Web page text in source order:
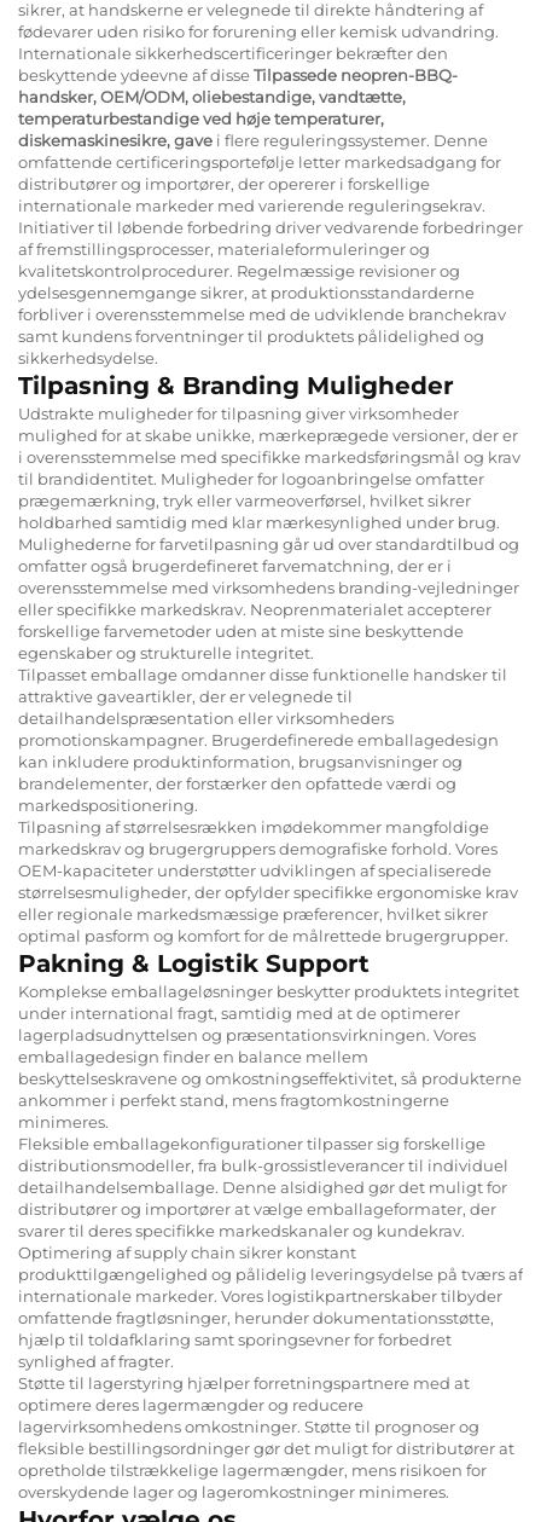
sikrer, at handskerne er velegnede til direkte håndtering af
fødevarer uden risiko for forurening eller kemisk udvandring.
Internationale sikkerhedscertificeringer bekræfter den
beskyttende ydeevne af disseTilpassede neopren-BBQ-
handsker, OEM/ODM, oliebestandige, vandtætte,
temperaturbestandige ved høje temperaturer,
diskemaskinesikre, gave i flere reguleringssystemer. Denne
omfattende certificeringsportefølje letter markedsadgang for
distributører og importører, der opererer i forskellige
internationale markeder med varierende reguleringsekrav.
Initiativer til løbende forbedring driver vedvarende forbedringer
af fremstillingsprocesser, materialeformuleringer og
kvalitetskontrolprocedurer. Regelmæssige revisioner og
ydelsesgennemgange sikrer, at produktionsstandarderne
forbliver i overensstemmelse med de udviklende branchekrav
samt kundens forventninger til produktets pålidelighed og
sikkerhedsydelse.
Tilpasning & Branding Muligheder
Udstrakte muligheder for tilpasning giver virksomheder
mulighed for at skabe unikke, mærkeprægede versioner, der er
i overensstemmelse med specifikke markedsføringsmål og krav
til brandidentitet. Muligheder for logoanbringelse omfatter
prægemærkning, tryk eller varmeoverførsel, hvilket sikrer
holdbarhed samtidig med klar mærkesynlighed under brug.
Mulighederne for farvetilpasning går ud over standardtilbud og
omfatter også brugerdefineret farvematchning, der er i
overensstemmelse med virksomhedens branding-vejledninger
eller specifikke markedskrav. Neoprenmaterialet accepterer
forskellige farvemetoder uden at miste sine beskyttende
egenskaber og strukturelle integritet.
Tilpasset emballage omdanner disse funktionelle handsker til
attraktive gaveartikler, der er velegnede til
detailhandelspræsentation eller virksomheders
promotionskampagner. Brugerdefinerede emballagedesign
kan inkludere produktinformation, brugsanvisninger og
brandelementer, der forstærker den opfattede værdi og
markedspositionering.
Tilpasning af størrelsesrækken imødekommer mangfoldige
markedskrav og brugergruppers demografiske forhold. Vores
OEM-kapaciteter understøtter udviklingen af specialiserede
størrelsesmuligheder, der opfylder specifikke ergonomiske krav
eller regionale markedsmæssige præferencer, hvilket sikrer
optimal pasform og komfort for de målrettede brugergrupper.
Pakning & Logistik Support
Komplekse emballageløsninger beskytter produktets integritet
under international fragt, samtidig med at de optimerer
lagerpladsudnyttelsen og præsentationsvirkningen. Vores
emballagedesign finder en balance mellem
beskyttelseskravene og omkostningseffektivitet, så produkterne
ankommer i perfekt stand, mens fragtomkostningerne
minimeres.
Fleksible emballagekonfigurationer tilpasser sig forskellige
distributionsmodeller, fra bulk-grossistleverancer til individuel
detailhandelsemballage. Denne alsidighed gør det muligt for
distributører og importører at vælge emballageformater, der
svarer til deres specifikke markedskanaler og kundekrav.
Optimering af supply chain sikrer konstant
produkttilgængelighed og pålidelig leveringsydelse på tværs af
internationale markeder. Vores logistikpartnerskaber tilbyder
omfattende fragtløsninger, herunder dokumentationsstøtte,
hjælp til toldafklaring samt sporingsevner for forbedret
synlighed af fragter.
Støtte til lagerstyring hjælper forretningspartnere med at
optimere deres lagermængder og reducere
lagervirksomhedens omkostninger. Støtte til prognoser og
fleksible bestillingsordninger gør det muligt for distributører at
opretholde tilstrækkelige lagermængder, mens risikoen for
overskydende lager og lageromkostninger minimeres.